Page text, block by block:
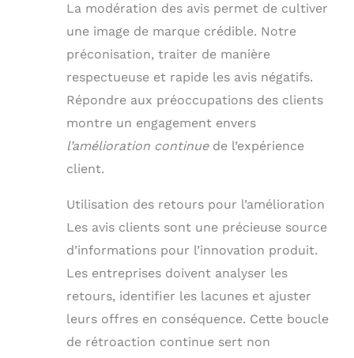
La modération des avis permet de cultiver
une image de marque crédible. Notre
préconisation, traiter de manière
respectueuse et rapide les avis négatifs.
Répondre aux préoccupations des clients
montre un engagement envers
l’amélioration continuede l’expérience
client.
Utilisation des retours pour l’amélioration
Les avis clients sont une précieuse source
d’informations pour l’innovation produit.
Les entreprises doivent analyser les
retours, identifier les lacunes et ajuster
leurs offres en conséquence. Cette boucle
de rétroaction continue sert non